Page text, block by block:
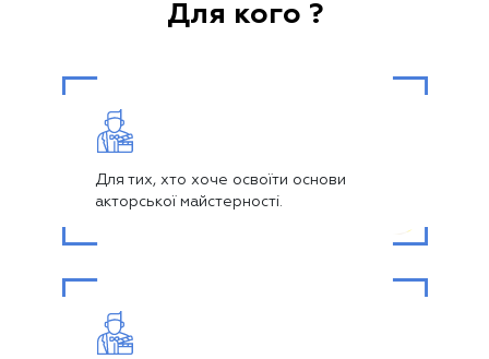
Для кого ?
Для тих, хто хоче освоїти основи
акторської майстерності.